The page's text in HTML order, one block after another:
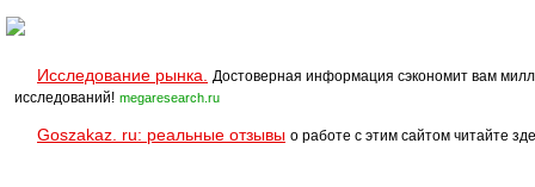
Исследование рынка.
Достоверная информация сэкономит вам
исследований! megaresearch.ru
Goszakaz. ru: реальные отзывы о работе с этим сайтом читайте